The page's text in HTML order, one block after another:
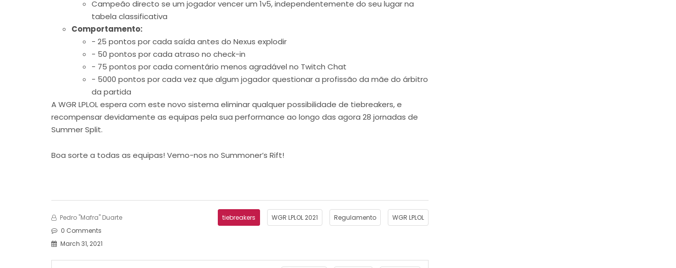
Campeão directo se um jogador vencer um 1v5, independentemente do seu lugar na
tabela classificativa
Comportamento:
- 25 pontos por cada saída antes do Nexus explodir
- 50 pontos por cada atraso no check-in
- 75 pontos por cada comentário menos agradável no Twitch Chat
- 5000 pontos por cada vez que algum jogador questionar a profissão da mãe do árbitro
da partida
A WGR LPLOL espera com este novo sistema eliminar qualquer possibilidade de tiebreakers, e
recompensar devidamente as equipas pela sua performance ao longo das agora 28 jornadas de
Summer Split.
Boa sorte a todas as equipas! Vemo-nos no Summoner’s Rift!
Pedro "Mafra" Duarte
0 Comments
March 31, 2021
tiebreakers WGR LPLOL 2021 Regulamento WGR LPLOL